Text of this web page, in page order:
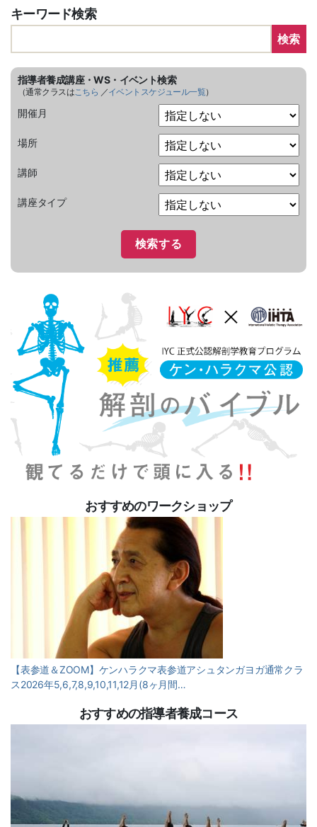
キーワード検索
検索
指導者養成講座・WS・イベント検索
（通常クラスはこちら ／イベントスケジュール一覧）
開催月
場所
講師
講座タイプ
おすすめのワークショップ
【表参道＆ZOOM】ケンハラクマ表参道アシュタンガヨガ通常クラ
ス2026年5,6,7,8,9,10,11,12月(8ヶ月間…
おすすめの指導者養成コース